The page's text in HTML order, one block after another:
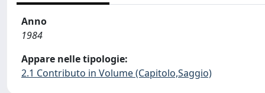
Anno
1984
Appare nelle tipologie:
2.1 Contributo in Volume (Capitolo,Saggio)